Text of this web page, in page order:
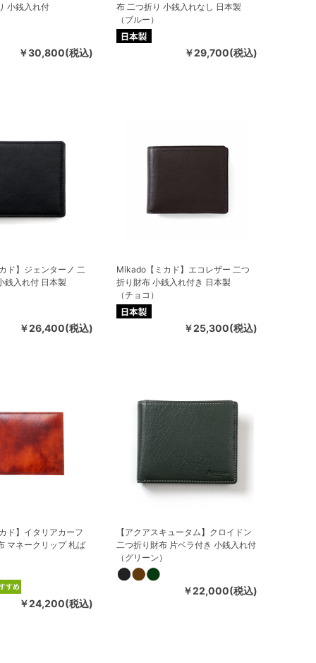
小銭入れ付
￥30,800(税込)
布 二つ折り 小銭入れなし 日本製
（ブルー）
￥29,700(税込)
ド】ジェンターノ 二
銭入れ付 日本製
￥26,400(税込)
Mikado【ミカド】エコレザー 二つ
折り財布 小銭入れ付き 日本製
（チョコ）
￥25,300(税込)
ド】イタリアカーフ
マネークリップ 札ば
￥24,200(税込)
【アクアスキュータム】クロイドン
二つ折り財布 片ベラ付き 小銭入れ付
（グリーン）
￥22,000(税込)